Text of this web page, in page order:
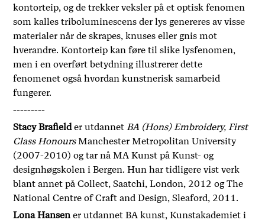
kontorteip, og de trekker veksler på et optisk fenomen
som kalles triboluminescens der lys genereres av visse
materialer når de skrapes, knuses eller gnis mot
hverandre. Kontorteip kan føre til slike lysfenomen,
men i en overført betydning illustrerer dette
fenomenet også hvordan kunstnerisk samarbeid
fungerer.
---------
Stacy Brafielder utdannetBA (Hons) Embroidery, First
Class HonoursManchester Metropolitan University
(2007-2010) og tar nå MA Kunst på Kunst- og
designhøgskolen i Bergen. Hun har tidligere vist verk
blant annet på Collect, Saatchi, London, 2012 og The
National Centre of Craft and Design, Sleaford, 2011.
Lona Hansener utdannet BA kunst, Kunstakademiet i